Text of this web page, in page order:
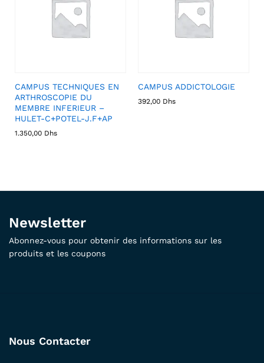
CAMPUS TECHNIQUES EN
ARTHROSCOPIE DU
MEMBRE INFERIEUR –
HULET-C+POTEL-J.F+AP
1.350,00 Dhs
CAMPUS ADDICTOLOGIE
392,00 Dhs
Newsletter
Abonnez-vous pour obtenir des informations sur les
produits et les coupons
Nous Contacter